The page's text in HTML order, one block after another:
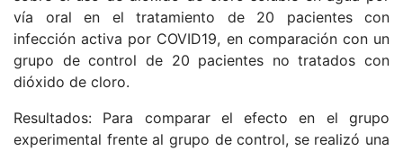
vía oral en el tratamiento de 20 pacientes con
infección activa por COVID19, en comparación con un
grupo de control de 20 pacientes no tratados con
dióxido de cloro.
Resultados: Para comparar el efecto en el grupo
experimental frente al grupo de control, se realizó una